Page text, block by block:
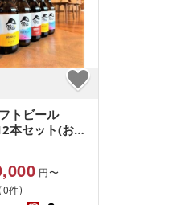
トビール
本セット(お酒
べ 地ビール
プ オグナ 地域
ビール 国産
円〜
(0件)